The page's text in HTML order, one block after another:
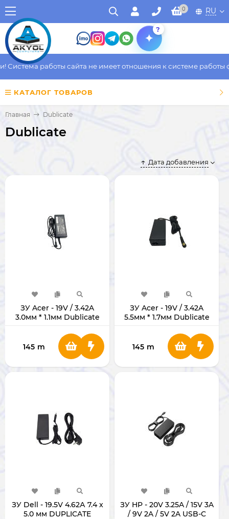
0 RU
?
работы сайта не имеет отношения к системе работы
КАТАЛОГ ТОВАРОВ
Главная Dublicate
Dublicate
Дата добавления
ЗУ Acer - 19V / 3.42A
3.0мм * 1.1мм Dublicate
145 m
ЗУ Acer - 19V / 3.42A
5.5мм * 1.7мм Dublicate
145 m
ЗУ Dell - 19.5V 4.62А 7.4 x
5.0 мм DUPLICATE
ЗУ HP - 20V 3.25A / 15V 3A
/ 9V 2A / 5V 2A USB-C